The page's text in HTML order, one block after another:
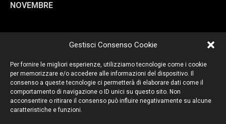
Gestisci Consenso Cookie
Per fornire le migliori esperienze, utilizziamo tecnologie come i cookie
per memorizzare e/o accedere alle informazioni del dispositivo. Il
consenso a queste tecnologie ci permetterà di elaborare dati come il
comportamento di navigazione o ID unici su questo sito. Non
acconsentire o ritirare il consenso può influire negativamente su alcune
caratteristiche e funzioni.
NOVEMBRE